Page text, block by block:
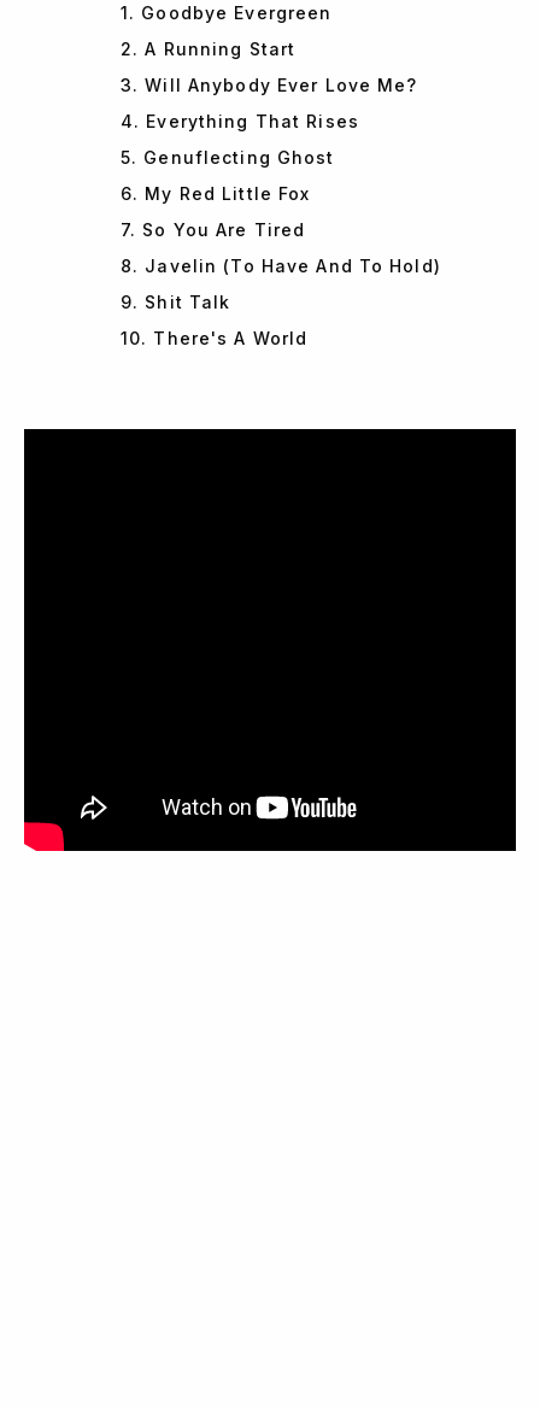
1. Goodbye Evergreen
2. A Running Start
3. Will Anybody Ever Love Me?
4. Everything That Rises
5. Genuflecting Ghost
6. My Red Little Fox
7. So You Are Tired
8. Javelin (To Have And To Hold)
9. Shit Talk
10. There's A World